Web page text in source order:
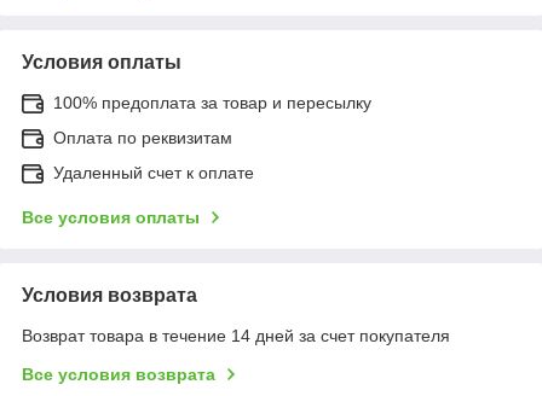
Условия оплаты
100% предоплата за товар и пересылку
Оплата по реквизитам
Удаленный счет к оплате
Все условия оплаты
Условия возврата
Возврат товара в течение 14 дней за счет покупателя
Все условия возврата